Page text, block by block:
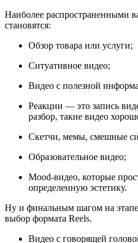
Наиболее распространенными
становятся:
Обзор товара или услуги;
Cитуативное видео;
Видео с полезной
Реакции — это запись
разбор, такие видео
Скетчи, мемы, смешные
Образовательное видео;
Mood-видео, которые
определенную эстетику.
Ну и финальным шагом на этапе
выбор формата Reels.
Видео с говорящей